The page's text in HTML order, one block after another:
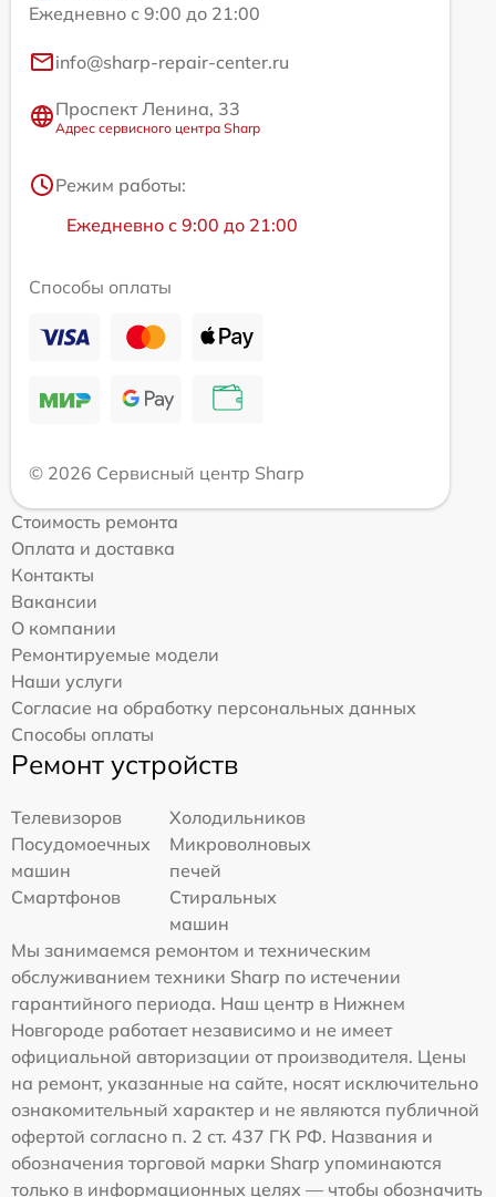
Ежедневно с 9:00 до 21:00
info@sharp-repair-center.ru
Проспект Ленина, 33
Адрес сервисного центра Sharp
Режим работы:
Ежедневно с 9:00 до 21:00
Способы оплаты
© 2026 Сервисный центр Sharp
Стоимость ремонта
Оплата и доставка
Контакты
Вакансии
О компании
Ремонтируемые модели
Наши услуги
Согласие на обработку персональных данных
Способы оплаты
Ремонт устройств
Телевизоров
Холодильников
Посудомоечных
машин
Микроволновых
печей
Смартфонов
Стиральных
машин
Мы занимаемся ремонтом и техническим
обслуживанием техники Sharp по истечении
гарантийного периода. Наш центр в Нижнем
Новгороде работает независимо и не имеет
официальной авторизации от производителя. Цены
на ремонт, указанные на сайте, носят исключительно
ознакомительный характер и не являются публичной
офертой согласно п. 2 ст. 437 ГК РФ. Названия и
обозначения торговой марки Sharp упоминаются
только в информационных целях — чтобы обозначить